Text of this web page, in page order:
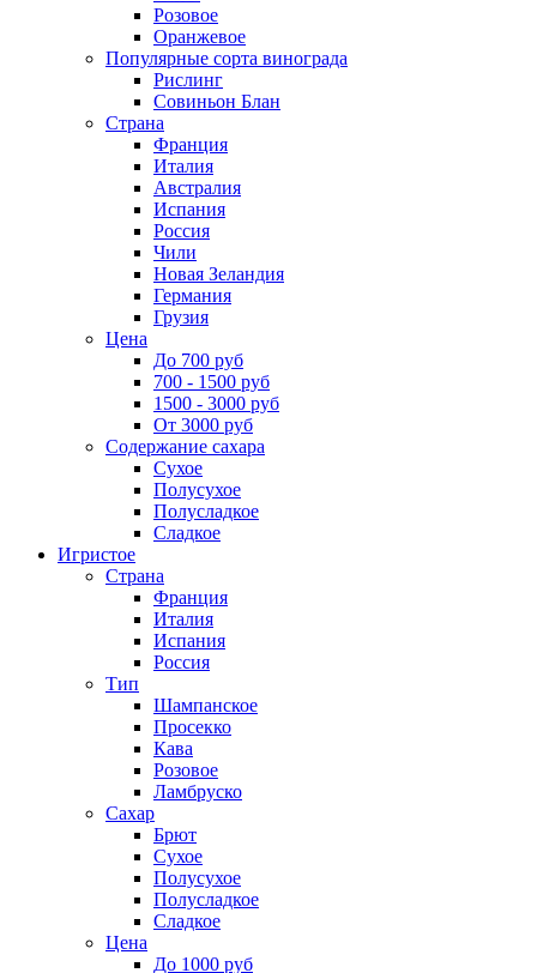
Розовое
Оранжевое
Популярные сорта винограда
Рислинг
Совиньон Блан
Страна
Франция
Италия
Австралия
Испания
Россия
Чили
Новая Зеландия
Германия
Грузия
Цена
До 700 руб
700 - 1500 руб
1500 - 3000 руб
От 3000 руб
Содержание сахара
Сухое
Полусухое
Полусладкое
Сладкое
Игристое
Страна
Франция
Италия
Испания
Россия
Тип
Шампанское
Просекко
Кава
Розовое
Ламбруско
Сахар
Брют
Сухое
Полусухое
Полусладкое
Сладкое
Цена
До 1000 руб